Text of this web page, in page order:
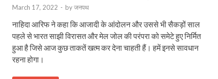
March 17, 2022 - byजनपथ
नाहिदा आरिफ ने कहा कि आजादी के आंदोलन और उससे भी सैकड़ों साल
पहले से भारत साझी विरासत और मेल जोल की परंपरा को समेटे हुए निर्मित
हुआ है जिसे आज कुछ ताकतें खत्म कर देना चाहती हैं। हमें इनसे सावधान
रहना होगा।